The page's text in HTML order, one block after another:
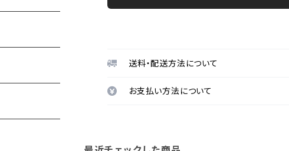
送料・配送方法について
お支払い方法について